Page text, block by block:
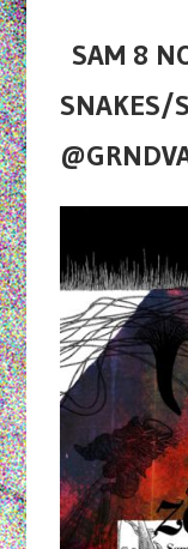
SAM 8
SNAKES/